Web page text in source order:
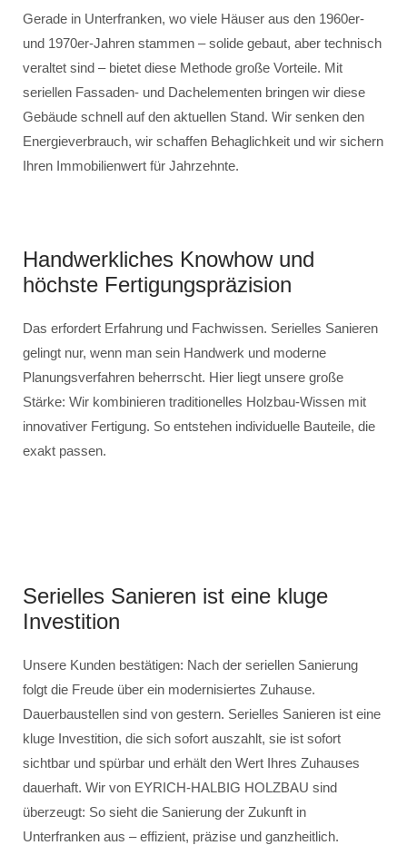
Gerade in Unterfranken, wo viele Häuser aus den 1960er-
und 1970er-Jahren stammen – solide gebaut, aber technisch
veraltet sind – bietet diese Methode große Vorteile. Mit
seriellen Fassaden- und Dachelementen bringen wir diese
Gebäude schnell auf den aktuellen Stand. Wir senken den
Energieverbrauch, wir schaffen Behaglichkeit und wir sichern
Ihren Immobilienwert für Jahrzehnte.
Handwerkliches Knowhow und
höchste Fertigungspräzision
Das erfordert Erfahrung und Fachwissen. Serielles Sanieren
gelingt nur, wenn man sein Handwerk und moderne
Planungsverfahren beherrscht. Hier liegt unsere große
Stärke: Wir kombinieren traditionelles Holzbau-Wissen mit
innovativer Fertigung. So entstehen individuelle Bauteile, die
exakt passen.
Serielles Sanieren ist eine kluge
Investition
Unsere Kunden bestätigen: Nach der seriellen Sanierung
folgt die Freude über ein modernisiertes Zuhause.
Dauerbaustellen sind von gestern. Serielles Sanieren ist eine
kluge Investition, die sich sofort auszahlt, sie ist sofort
sichtbar und spürbar und erhält den Wert Ihres Zuhauses
dauerhaft. Wir von EYRICH-HALBIG HOLZBAU sind
überzeugt: So sieht die Sanierung der Zukunft in
Unterfranken aus – effizient, präzise und ganzheitlich.